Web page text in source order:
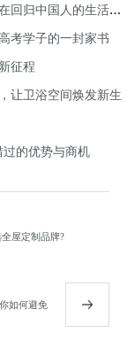
回归中国人的生活本
考学子的一封家书
征程
让卫浴空间焕发新生
的优势与商机
屋定制品牌?
如何避免